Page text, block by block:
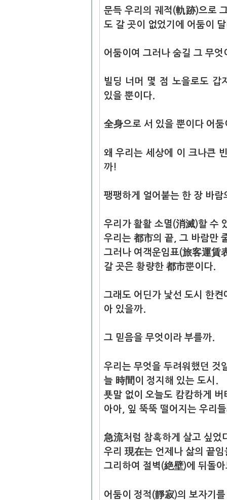
문득 우리의 궤적(軌跡)으로
도 갈 곳이 없었기에 어둠이
어둠이여 그러나 숨길 그 무
빌딩 너머 몇 점 노을로도 갑
있을 뿐이다.
全身으로 서 있을 뿐이다 어
왜 우리는 세상에 이 크나큰
까!
팽팽하게 얼어붙는 한 장 바
우리가 활활 소멸(消滅)할 수
우리는 都市의 끝, 그 바람만
그러나 여객운임표(旅客運賃
갈 곳은 황량한 都市뿐이다.
그래도 어딘가 낯선 도시 한
아 있을까.
그 믿음을 무엇이라 부를까.
우리는 무엇을 두려워했던 것
늘 時間이 정지해 있는 도시.
푯말 없이 오늘도 캄캄하게 버
아아, 잎 뚝뚝 떨어지는 우리
急流처럼 참혹하게 살고 싶었
우리 現在는 언제나 삶의 끝
그리하여 절벽(絶壁)에 뒤돌
어둠이 정적(靜寂)의 보자기